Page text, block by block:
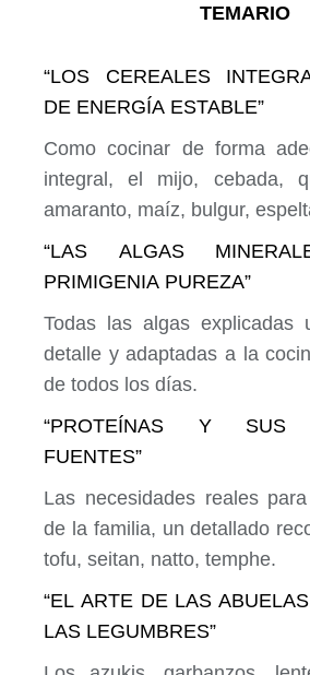
TEMARIO
“LOS CEREALES
DE ENERGÍA ESTABLE”
Como cocinar de forma
integral, el mijo, cebada,
amaranto, maíz, bulgur,
“LAS ALGAS
PRIMIGENIA PUREZA”
Todas las algas explicadas
detalle y adaptadas a la
de todos los días.
“PROTEÍNAS Y SUS
FUENTES”
Las necesidades reales
de la familia, un detallado
tofu, seitan, natto, temphe.
“EL ARTE DE LAS
LAS LEGUMBRES”